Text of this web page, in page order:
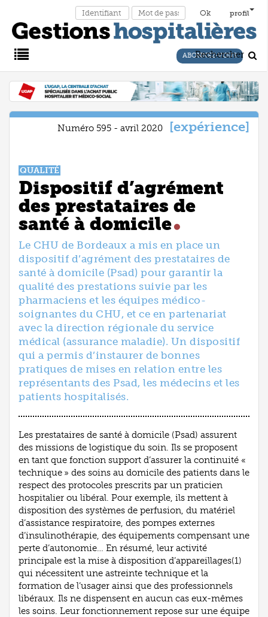
profil
Main
Menu
ABONNEZ-VOUS
Rechercher
Numéro 595 - avril 2020 expérience
QUALITÉ
Dispositif d’agrément
des prestataires de
santé à domicile
Le CHU de Bordeaux a mis en place un
dispositif d’agrément des prestataires de
santé à domicile (Psad) pour garantir la
qualité des prestations suivie par les
pharmaciens et les équipes médico-
soignantes du CHU, et ce en partenariat
avec la direction régionale du service
médical (assurance maladie). Un dispositif
qui a permis d’instaurer de bonnes
pratiques de mises en relation entre les
représentants des Psad, les médecins et les
patients hospitalisés.
Les prestataires de santé à domicile (Psad) assurent
des missions de logistique du soin. Ils se proposent
en tant que fonction support d’assurer la continuité «
technique » des soins au domicile des patients dans le
respect des protocoles prescrits par un praticien
hospitalier ou libéral. Pour exemple, ils mettent à
disposition des systèmes de perfusion, du matériel
d’assistance respiratoire, des pompes externes
d’insulinothérapie, des équipements compensant une
perte d’autonomie… En résumé, leur activité
principale est la mise à disposition d’appareillages(1)
qui nécessitent une astreinte technique et la
formation de l’usager ainsi que des professionnels
libéraux. Ils ne dispensent en aucun cas eux-mêmes
les soins. Leur fonctionnement repose sur une équipe